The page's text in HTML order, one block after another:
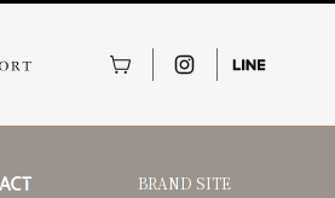
BRAND SITE